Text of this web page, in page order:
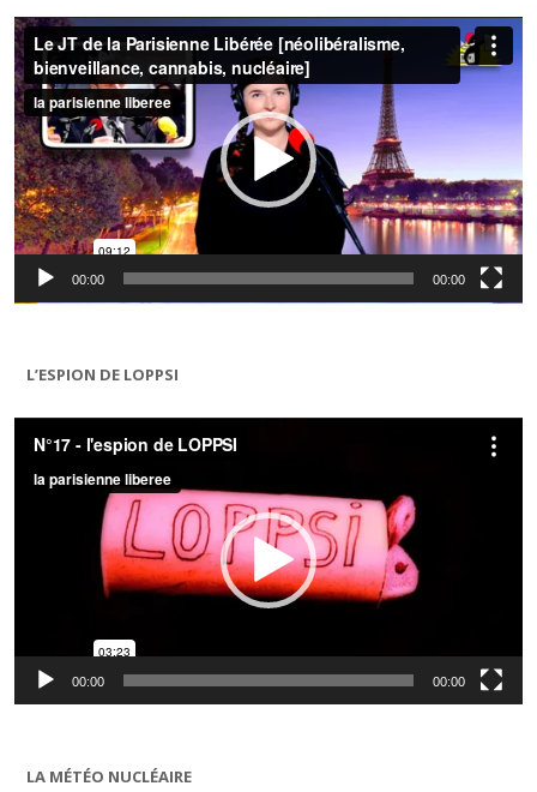
Lecteur
vidéo
00:00 00:00
L’ESPION DE LOPPSI
Lecteur
vidéo
00:00 00:00
LA MÉTÉO NUCLÉAIRE